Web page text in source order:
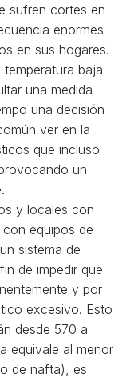
sufren cortes en
enormes
en sus hogares.
baja
una medida
una decisión
ver en la
que incluso
un
y locales con
equipos de
sistema de
de impedir que
y por
excesivo. Esto
desde 570 a
equivale al menor
de nafta), es